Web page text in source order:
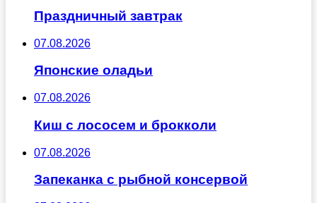
Праздничный завтрак
07.08.2026
Японские оладьи
07.08.2026
Киш с лососем и брокколи
07.08.2026
Запеканка с рыбной консервой